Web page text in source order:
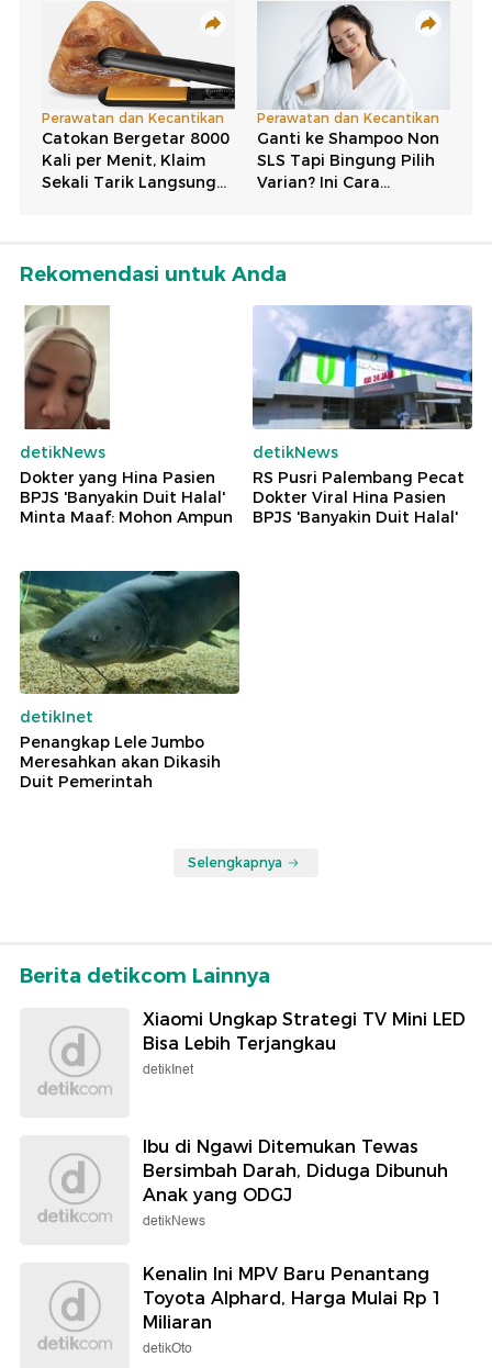
Rekomendasi untuk Anda
detikNews
Dokter yang Hina Pasien
BPJS 'Banyakin Duit Halal'
Minta Maaf: Mohon Ampun
detikNews
RS Pusri Palembang Pecat
Dokter Viral Hina Pasien
BPJS 'Banyakin Duit Halal'
detikInet
Penangkap Lele Jumbo
Meresahkan akan Dikasih
Duit Pemerintah
Selengkapnya
Berita detikcom Lainnya
Xiaomi Ungkap Strategi TV Mini LED
Bisa Lebih Terjangkau
detikInet
Ibu di Ngawi Ditemukan Tewas
Bersimbah Darah, Diduga Dibunuh
Anak yang ODGJ
detikNews
Kenalin Ini MPV Baru Penantang
Toyota Alphard, Harga Mulai Rp 1
Miliaran
detikOto